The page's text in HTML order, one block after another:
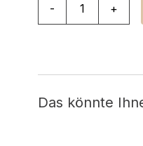
- +
Das könnte